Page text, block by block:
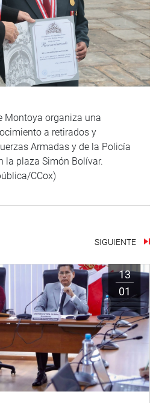
Montoya organiza una
a retirados y
Armadas y de la Policía
la plaza Simón Bolívar.
CCox)
SIGUIENTE
13
01